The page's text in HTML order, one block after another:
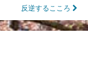
反逆するこころ